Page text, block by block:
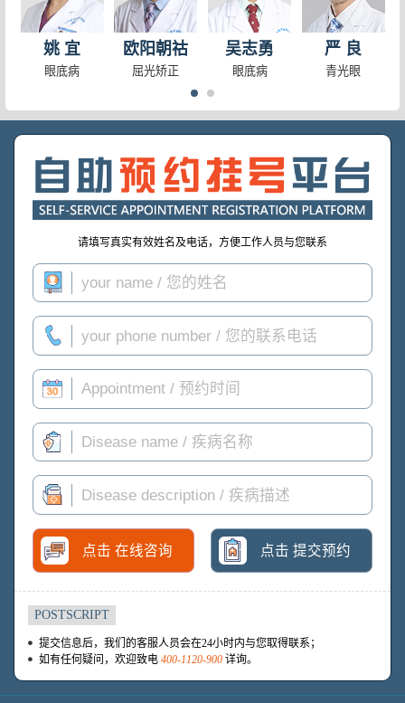
姚 宜
眼底病
欧阳朝祜
屈光矫正
吴志勇
眼底病
严 良
青光眼
请填写真实有效姓名及电话，方便工作人员与您联系
点击 在线咨询 点击 提交预约
POSTSCRIPT
提交信息后，我们的客服人员会在24小时内与您取得联系；
如有任何疑问，欢迎致电 400-1120-900 详询。